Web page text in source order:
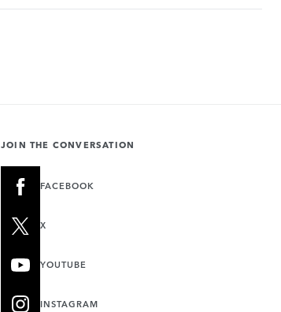
JOIN THE CONVERSATION
FACEBOOK
X
YOUTUBE
INSTAGRAM